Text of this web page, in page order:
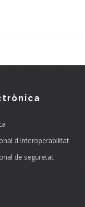
d'Interoperabilitat
de seguretat